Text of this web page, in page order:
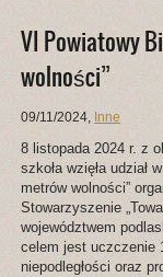
VI Powiatowy
wolności”
09/11/2024, Inne
8 listopada 2024 r. z
szkoła wzięła udział
metrów wolności”
Stowarzyszenie
województwem
celem jest uczczenie
niepodległości oraz